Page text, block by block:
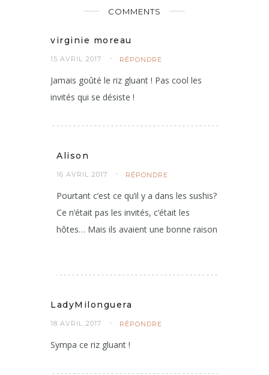
COMMENTS
virginie moreau
15 AVRIL 2017 RÉPONDRE
Jamais goûté le riz gluant ! Pas cool les
invités qui se désiste !
Alison
16 AVRIL 2017 RÉPONDRE
Pourtant c’est ce qu’il y a dans les sushis?
Ce n’était pas les invités, c’était les
hôtes… Mais ils avaient une bonne raison
LadyMilonguera
18 AVRIL 2017 RÉPONDRE
Sympa ce riz gluant !